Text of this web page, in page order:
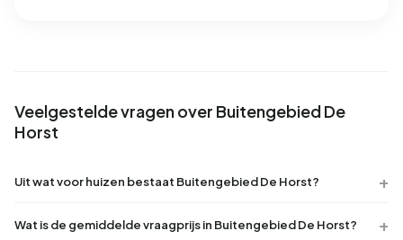
Veelgestelde vragen over Buitengebied De
Horst
Uit wat voor huizen bestaat Buitengebied De Horst?
Wat is de gemiddelde vraagprijs in Buitengebied De Horst?